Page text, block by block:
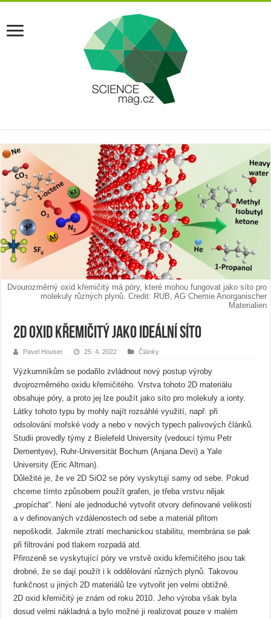
Dvourozměrný oxid křemičitý má póry, které mohou fungovat jako síto pro
molekuly různých plynů. Credit: RUB, AG Chemie Anorganischer
Materialien
2D oxid křemičitý jako ideální síto
Pavel Houser 25. 4. 2022 Články
Výzkumníkům se podařilo zvládnout nový postup výroby
dvojrozměrného oxidu křemičitého. Vrstva tohoto 2D materiálu
obsahuje póry, a proto jej lze použít jako síto pro molekuly a ionty.
Látky tohoto typu by mohly najít rozsáhlé využití, např. při
odsolování mořské vody a nebo v nových typech palivových článků.
Studii provedly týmy z Bielefeld University (vedoucí týmu Petr
Dementyev), Ruhr-Universität Bochum (Anjana Devi) a Yale
University (Eric Altman).
Důležité je, že ve 2D SiO2 se póry vyskytují samy od sebe. Pokud
chceme tímto způsobem použít grafen, je třeba vrstvu nějak
„propíchat“. Není ale jednoduché vytvořit otvory definované velikosti
a v definovaných vzdálenostech od sebe a materiál přitom
nepoškodit. Jakmile ztratí mechanickou stabilitu, membrána se pak
při filtrování pod tlakem rozpadá atd.
Přirozeně se vyskytující póry ve vrstvě oxidu křemičitého jsou tak
drobné, že se dají použít i k oddělování různých plynů. Takovou
funkčnost u jiných 2D materiálů lze vytvořit jen velmi obtížně.
2D oxid křemičitý je znám od roku 2010. Jeho výroba však byla
dosud velmi nákladná a bylo možné ji realizovat pouze v malém